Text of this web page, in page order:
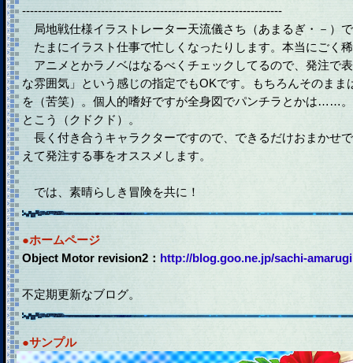
------------------------------------------------------------------
局地戦仕様イラストレーター天流儀さち（あまるぎ・－）
たまにイラスト仕事で忙しくなったりします。本当にごく
アニメとかラノベはなるべくチェックしてるので、発注で
な雰囲気」という感じの指定でもOKです。もちろんそのまま
を（苦笑）。個人的嗜好ですが全身図でパンチラとかは……
とこう（クドクド）。
長く付き合うキャラクターですので、できるだけおまかせ
えて発注する事をオススメします。
では、素晴らしき冒険を共に！
●ホームページ
Object Motor revision2： http://blog.goo.ne.jp/sachi-amarugi
不定期更新なブログ。
●サンプル